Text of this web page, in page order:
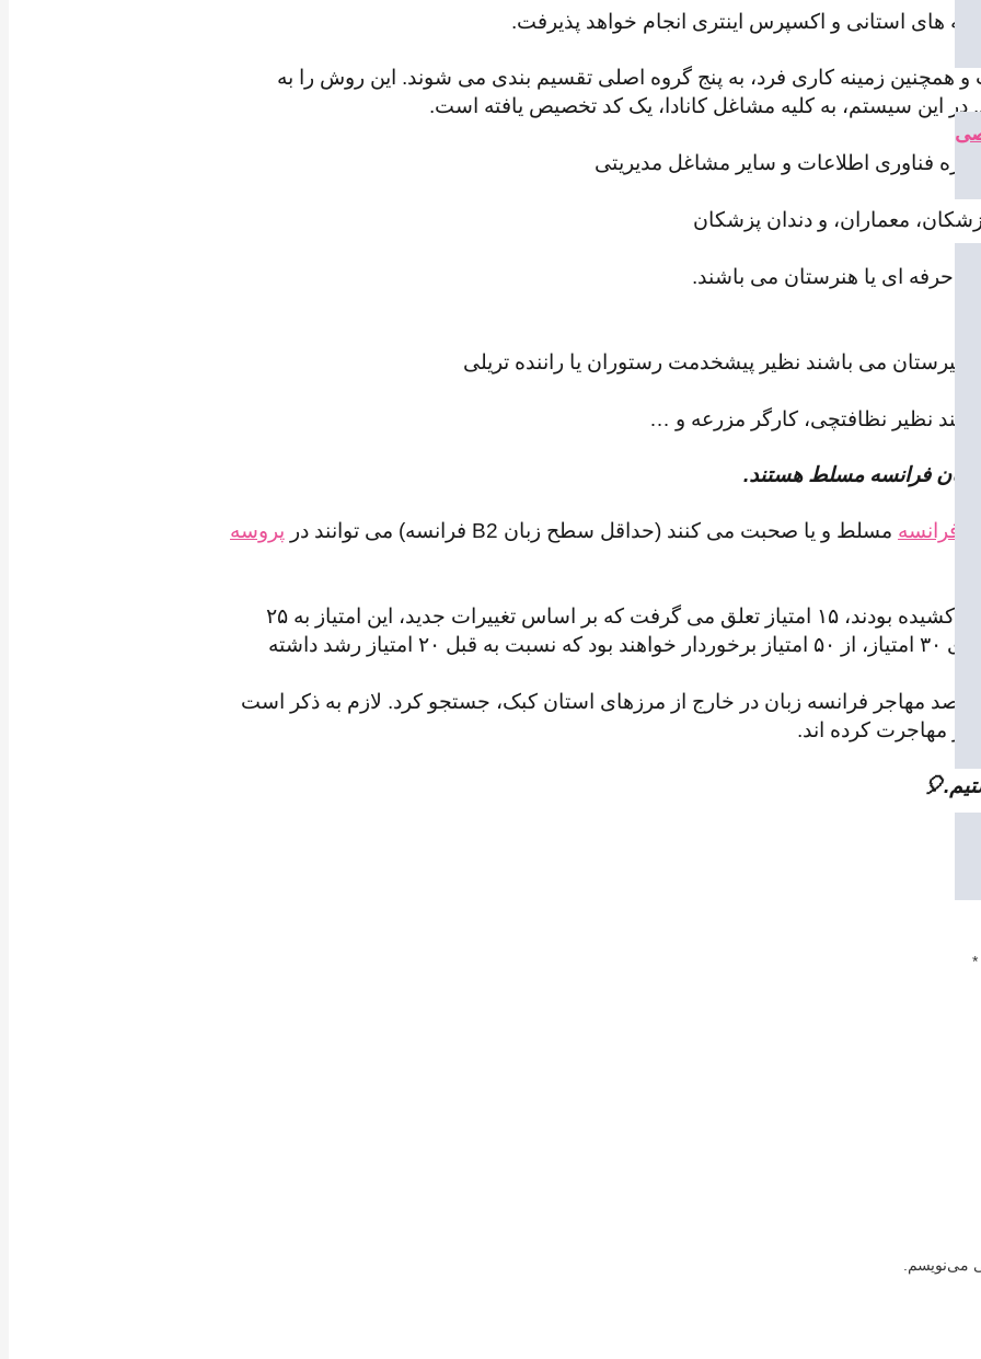
همچنین زمینه کاری فرد، به پنج گروه اصلی تقسیم بندی می شوند. این روش را به
فناوری اطلاعات و سایر مشاغل مدیریتی
معماران، و دندان پزشکان
حرفه ای یا هنرستان می باشند.
می باشند نظیر پیشخدمت رستوران یا راننده تریلی
نظیر نظافتچی، کارگر مزرعه و …
زبان فرانسه مسلط هستند.
فرانسه مسلط و یا صحبت می کنند (حداقل سطح زبان B2 فرانسه) می توانند در
پروسه
👈🏻تا پیش از این به افرادی که زحمت آموزش زبان فرانسه را کشیده بودند، ۱۵ امتیاز تعلق می گرفت که بر اساس تغییرات جدید، این امتیاز به ۲۵
افزایش پیدا کرد. همچنین متقاضیان دو زبانه از این پس به جای ۳۰ امتیاز، از ۵۰ امتیاز برخوردار خواهند بود که نسبت به قبل ۲۰ امتیاز رشد داشته
👈🏻دلیل این اقدام را می توان در تصمیم کانادا به جذب ۴٫۴ درصد مهاجر فرانسه زبان در خارج از مرزهای استان کبک، جستجو کرد. لازم به ذکر است
*
می‌نویسم.